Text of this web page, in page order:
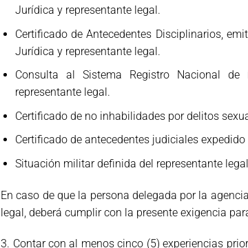
Jurídica y representante legal.
Certificado de Antecedentes Disciplinarios,
Jurídica y representante legal.
Consulta al Sistema Registro Nacional de
representante legal.
Certificado de no inhabilidades por delitos
Certificado de antecedentes judiciales
Situación militar definida del representante
En caso de que la persona delegada por la
legal, deberá cumplir con la presente exigencia
3. Contar con al menos cinco (5) experiencias